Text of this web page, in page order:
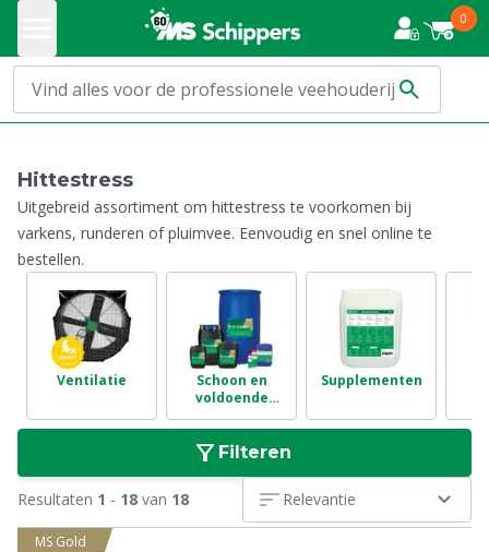
0
Hittestress
Uitgebreid assortiment om hittestress te voorkomen bij
varkens, runderen of pluimvee. Eenvoudig en snel online te
bestellen.
Ventilatie
Schoon en
voldoende
drinkwater
Supplementen
Filteren
Resultaten 1 - 18 van 18 Relevantie
MS Gold